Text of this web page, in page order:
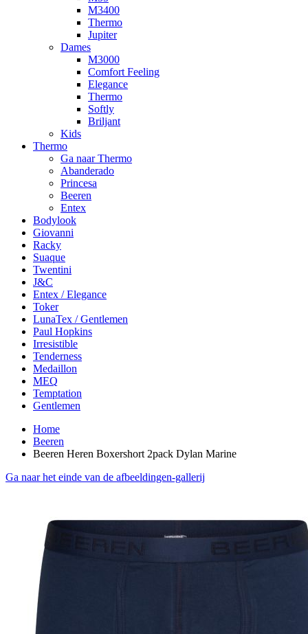
M3400
Thermo
Jupiter
Dames
M3000
Comfort Feeling
Elegance
Thermo
Softly
Briljant
Kids
Thermo
Ga naar Thermo
Abanderado
Princesa
Beeren
Entex
Bodylook
Giovanni
Racky
Suaque
Twentini
J&C
Entex / Elegance
Toker
LunaTex / Gentlemen
Paul Hopkins
Irresistible
Tenderness
Medaillon
MEQ
Temptation
Gentlemen
Home
Beeren
Beeren Heren Boxershort 2pack Dylan Marine
Ga naar het einde van de afbeeldingen-gallerij